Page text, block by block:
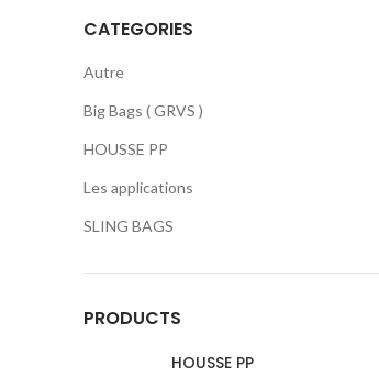
CATEGORIES
Autre
Big Bags ( GRVS )
HOUSSE PP
Les applications
SLING BAGS
PRODUCTS
HOUSSE PP